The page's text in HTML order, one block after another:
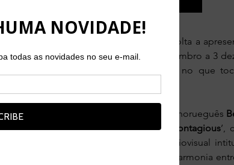
a agência cultural Digital in Berlin, volta a
- MADEIRADiG. De 28 de novembro a 3
pautado pela diversidade artística no que
, o saxofonista norueguês
e, ainda, o trio experimental ‘ Contagious’,
, apresentarão uma peça audiovisual
abraçando a incerteza ao avaliar a harmonia